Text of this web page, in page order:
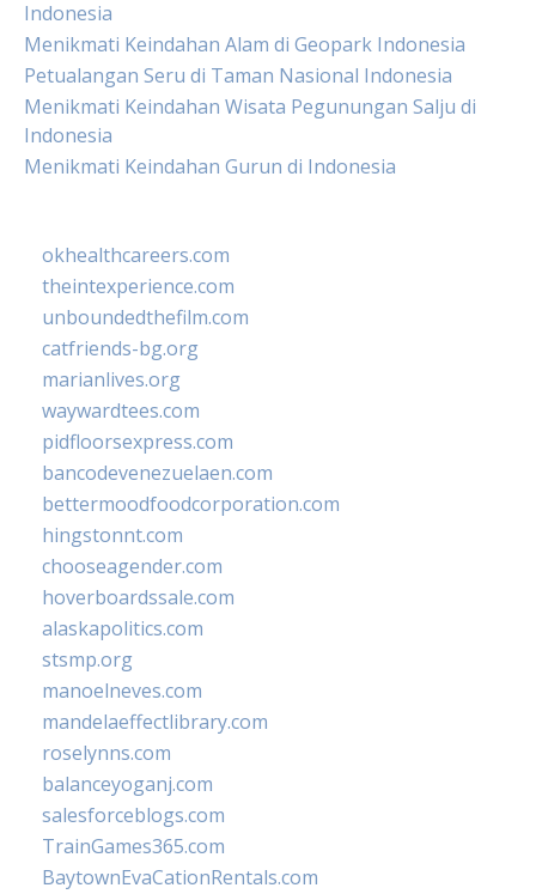
Indonesia
Menikmati Keindahan Alam di Geopark Indonesia
Petualangan Seru di Taman Nasional Indonesia
Menikmati Keindahan Wisata Pegunungan Salju di
Indonesia
Menikmati Keindahan Gurun di Indonesia
okhealthcareers.com
theintexperience.com
unboundedthefilm.com
catfriends-bg.org
marianlives.org
waywardtees.com
pidfloorsexpress.com
bancodevenezuelaen.com
bettermoodfoodcorporation.com
hingstonnt.com
chooseagender.com
hoverboardssale.com
alaskapolitics.com
stsmp.org
manoelneves.com
mandelaeffectlibrary.com
roselynns.com
balanceyoganj.com
salesforceblogs.com
TrainGames365.com
BaytownEvaCationRentals.com